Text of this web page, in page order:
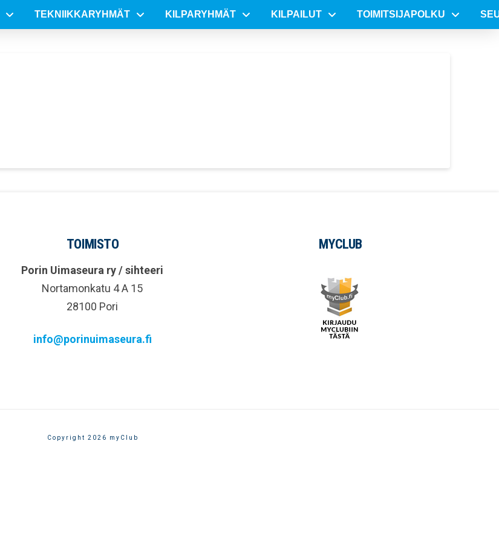
TEKNIIKKARYHMÄT KILPARYHMÄT KILPAILUT TOIMITSIJAPOLKU
TOIMISTO
Porin Uimaseura ry / sihteeri
Nortamonkatu 4 A 15
28100 Pori
info@porinuimaseura.fi
MYCLUB
Copyright 2026 myClub